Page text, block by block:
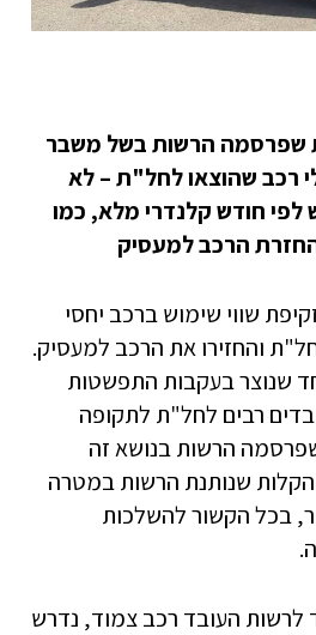
שפרסמה הרשות בשל משבר
רכב שהוצאו לחל"ת – לא
לפי חודש קלנדרי מלא, כמו
הרכב למעסיק
שווי שימוש ברכב יחסי
והחזירו את הרכב למעסיק.
שנוצר בעקבות התפשטות
רבים לחל"ת לתקופה
הרשות בנושא זה
שנותנת הרשות במטרה
בכל הקשור להשלכות
העובד רכב צמוד, נדרש